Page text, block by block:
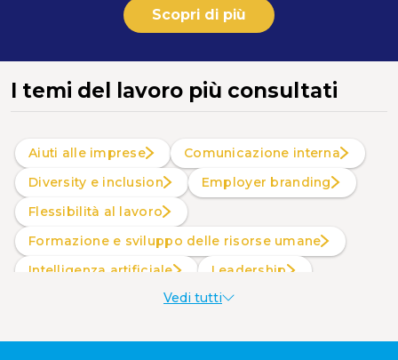
Scopri di più
I temi del lavoro più consultati
Aiuti alle imprese
Comunicazione interna
Diversity e inclusion
Employer branding
Flessibilità al lavoro
Formazione e sviluppo delle risorse umane
intelligenza artificiale
Leadership
Produttività al lavoroVedi tutti